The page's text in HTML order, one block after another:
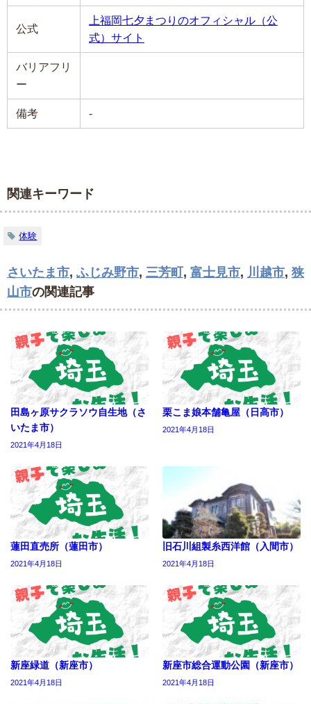
公式
上福岡七夕まつりのオフィシャル（公
式）サイト
バリアフリ
ー
備考 -
関連キーワード
体験
さいたま市, ふじみ野市, 三芳町 , 富士見市, 川越市, 狭
山市の関連記事
田島ヶ原サクラソウ自生地（さ
いたま市）
2021年4月18日
栗こま娘本舗亀屋（日高市）
2021年4月18日
蓮田直売所（蓮田市）
2021年4月18日
旧石川組製糸西洋館（入間市）
2021年4月18日
新座緑道（新座市）
2021年4月18日
新座市総合運動公園（新座市）
2021年4月18日